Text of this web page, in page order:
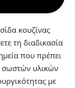
κουζίνας
τη διαδικασία
που πρέπει
σωστών υλικών
με